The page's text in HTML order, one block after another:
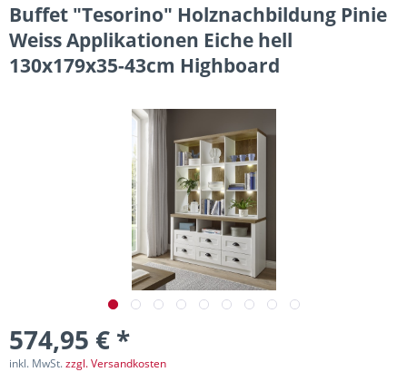
Buffet "Tesorino" Holznachbildung Pinie
Weiss Applikationen Eiche hell
130x179x35-43cm Highboard
574,95 € *
inkl. MwSt.zzgl. Versandkosten